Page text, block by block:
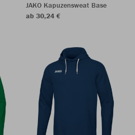
JAKO Kapuzensweat Base
ab 30,24 €